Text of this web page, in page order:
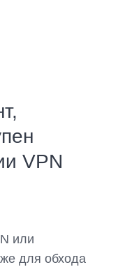
VPN
или
для обхода